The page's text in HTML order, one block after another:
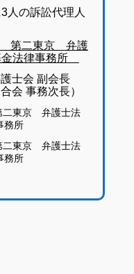
人の訴訟代理人
第二東京 弁護
金法律事務所
護士会 副会長
会 事務次長）
東京 弁護士法
務所
東京 弁護士法
務所